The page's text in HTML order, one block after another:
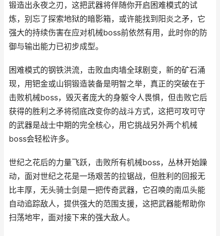
锻造出永夜之刃，这把武器将伴随你开启困难模式的试
炼，别忘了探索地狱的暗影箱，或许能找到阳炎之矛，它
强大的持续伤害在应对机械boss前依然有用，此时你的防
御与输出能力已初步成型。
困难模式的钢铁洪流，击败血肉墙全球剧变，新的矿石涌
现，用钯金或山铜锻造装备是明智之举，真正的突破在于
击败机械boss，毁灭者庞大的身躯令人畏惧，但击败它后
获得的胜利之矛将彻底改变你的战斗方式，这把可攻可守
的武器是战士中期的完全核心，用它挑战另外两个机械
boss会轻松许多。
世纪之花后的力量飞跃，击败所有机械boss，丛林开始躁
动，面对世纪之花是一场艰苦的拉锯战，但胜利的回报无
比丰厚，无头骑士剑是一把传奇武器，它召唤的南瓜头能
自动追踪敌人，提供强大的范围支援，这把武器能帮助你
扫荡地牢，面对接下来的强大敌人。